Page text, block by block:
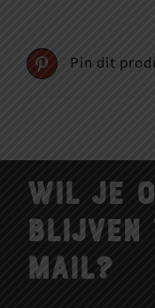
Pin dit
Wil je
blijven
mail?